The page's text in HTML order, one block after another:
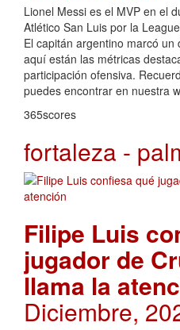
Lionel Messi es el MVP en el
Atlético San Luis por la
El capitán argentino marcó
aquí están las métricas
participación ofensiva.
puedes encontrar en nuestra
365scores
fortaleza -
Filipe Luis
jugador de
llama la
Diciembre,